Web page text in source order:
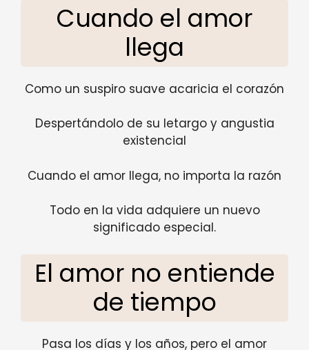
Cuando el amor
llega
Como un suspiro suave acaricia el corazón
Despertándolo de su letargo y angustia
existencial
Cuando el amor llega, no importa la razón
Todo en la vida adquiere un nuevo
significado especial.
El amor no entiende
de tiempo
Pasa los días y los años, pero el amor